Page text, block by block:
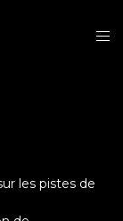
les pistes de